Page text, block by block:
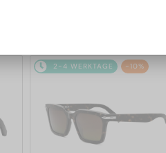
2-4 WERKTAGE -10%